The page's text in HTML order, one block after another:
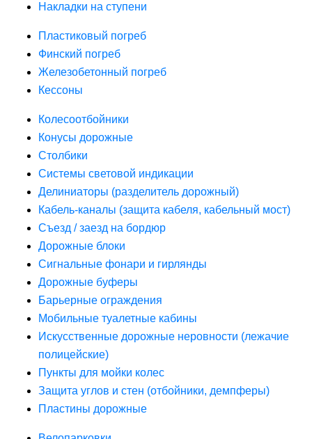
Накладки на ступени
Пластиковый погреб
Финский погреб
Железобетонный погреб
Кессоны
Колесоотбойники
Конусы дорожные
Столбики
Системы световой индикации
Делиниаторы (разделитель дорожный)
Кабель-каналы (защита кабеля, кабельный мост)
Съезд / заезд на бордюр
Дорожные блоки
Сигнальные фонари и гирлянды
Дорожные буферы
Барьерные ограждения
Мобильные туалетные кабины
Искусственные дорожные неровности (лежачие
полицейские)
Пункты для мойки колес
Защита углов и стен (отбойники, демпферы)
Пластины дорожные